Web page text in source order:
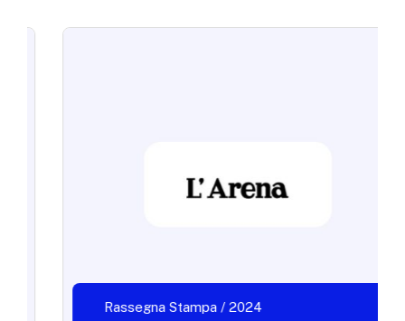
Rassegna Stampa / 2024